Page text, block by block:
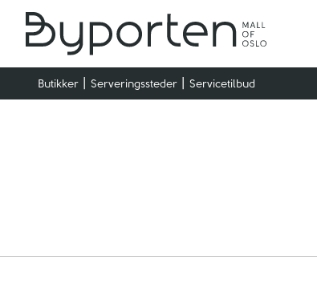
Butikker Serveringssteder Servicetilbud